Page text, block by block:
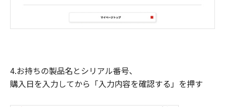
4.お持ちの製品名とシリアル番号、
購入日を入力してから「入力内容を確認する」を押す